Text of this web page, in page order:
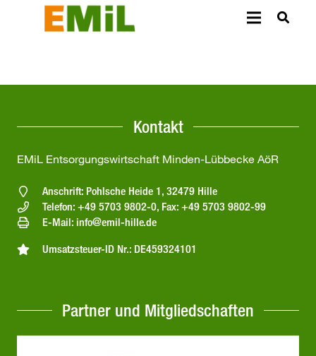
Kontakt
EMiL Entsorgungswirtschaft Minden-Lübbecke AöR
Anschrift: Pohlsche Heide 1, 32479 Hille
Telefon: +49 5703 9802-0, Fax: +49 5703 9802-99
E-Mail: info@emil-hille.de
Umsatzsteuer-ID Nr.: DE459324101
Partner und Mitgliedschaften